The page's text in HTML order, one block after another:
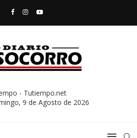
- Tutiempo.net
9 de Agosto de 2026